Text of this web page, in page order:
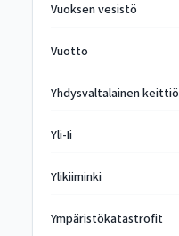
Vuoksen vesistö
Vuotto
Yhdysvaltalainen keittiö
Yli-Ii
Ylikiiminki
Ympäristökatastrofit